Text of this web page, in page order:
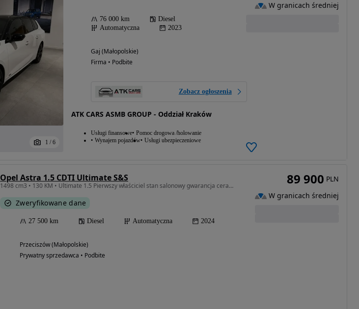
1 / 6
76 000 km
Diesel
Automatyczna
2023
Gaj (Małopolskie)
Firma • Podbite
Zobacz ogłoszenia
ATK CARS ASMB GROUP - Oddział Kraków
Usługi finansowe Pomoc drogowa /holowanie
Wynajem pojazdów Usługi ubezpieczeniowe
W granicach średniej
Opel Astra 1.5 CDTI Ultimate S&S
1498 cm3 • 130 KM • Ultimate 1.5 Pierwszy właściciel stan salonowy gwarancja ceramika
Zweryfikowane dane
27 500 km Diesel Automatyczna 2024
Przeciszów (Małopolskie)
Prywatny sprzedawca • Podbite
89 900 PLN
W granicach średniej